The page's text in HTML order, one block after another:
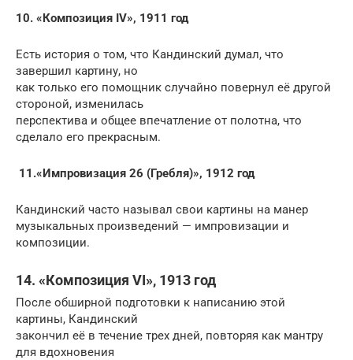
10. «Композиция IV», 1911 год
Есть история о том, что Кандинский думал, что
завершил картину, но
как только его помощник случайно повернул её другой
стороной, изменилась
перспектива и общее впечатление от полотна, что
сделало его прекрасным.
11.«Импровизация 26 (Гребля)», 1912 год
Кандинский часто называл свои картины на манер
музыкальных произведений — импровизации и
композиции.
14. «Композиция VI», 1913 год
После обширной подготовки к написанию этой
картины, Кандинский
закончил её в течение трех дней, повторяя как мантру
для вдохновения